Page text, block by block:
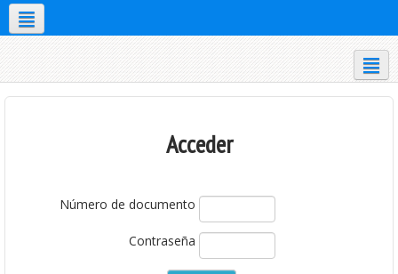
Acceder
Número de documento
Contraseña